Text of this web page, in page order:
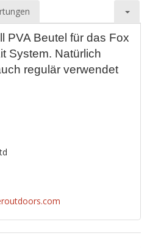
PVA Beutel für das Fox
System. Natürlich
regulär verwendet